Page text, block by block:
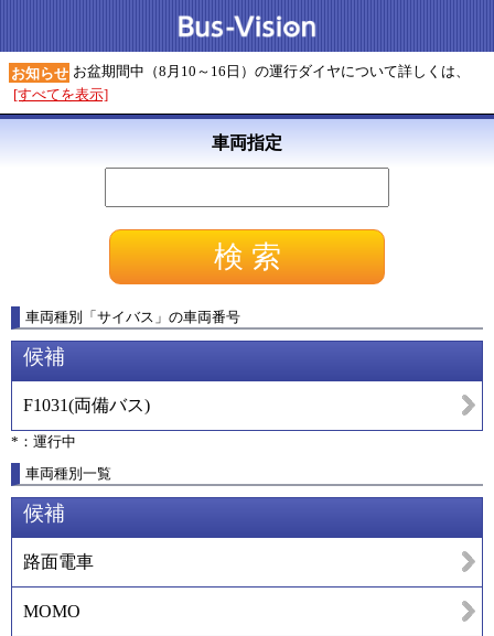
お知らせ お盆期間中（8月10～16日）の運行ダイヤについて詳しくは、
[すべてを表示]
車両指定
車両種別 「サイバス 」 の車両番号
候補
F1031(両備バス)
*：運行中
車両種別一覧
候補
路面電車
MOMO